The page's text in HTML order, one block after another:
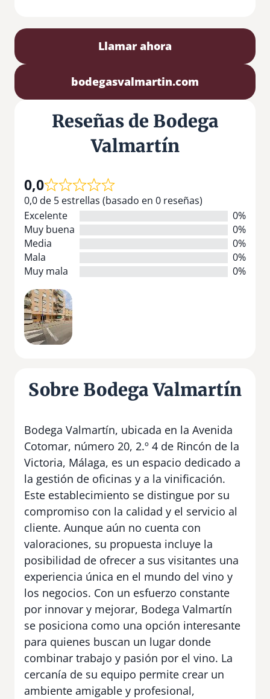
Llamar ahora
bodegasvalmartin.com
Reseñas de Bodega
Valmartín
0,0
0,0 de 5 estrellas (basado en 0 reseñas)
Excelente
0%
Muy buena
0%
Media
0%
Mala
0%
Muy mala
0%
Sobre Bodega Valmartín
Bodega Valmartín, ubicada en la Avenida
Cotomar, número 20, 2.º 4 de Rincón de la
Victoria, Málaga, es un espacio dedicado a
la gestión de oficinas y a la vinificación.
Este establecimiento se distingue por su
compromiso con la calidad y el servicio al
cliente. Aunque aún no cuenta con
valoraciones, su propuesta incluye la
posibilidad de ofrecer a sus visitantes una
experiencia única en el mundo del vino y
los negocios. Con un esfuerzo constante
por innovar y mejorar, Bodega Valmartín
se posiciona como una opción interesante
para quienes buscan un lugar donde
combinar trabajo y pasión por el vino. La
cercanía de su equipo permite crear un
ambiente amigable y profesional,